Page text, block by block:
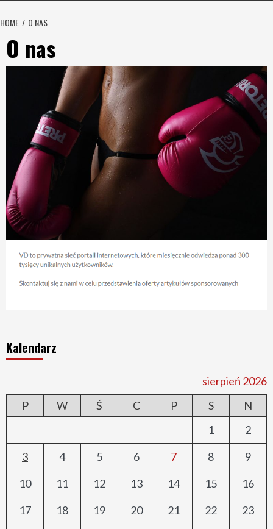
HOME O NAS
O nas
Kalendarz
sierpień 2026
P
W Ś C P S
N
1
2
3
4 5 6 7 8
9
10
11 12 13 14 15
16
17
18 19 20 21 22
23